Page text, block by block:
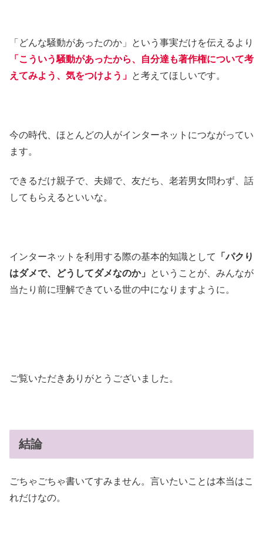
「どんな騒動があったのか」という事実だけを伝えるより
「こういう騒動があったから、自分達も著作権について考
えてみよう、気をつけよう」 と考えてほしいです。
今の時代、ほとんどの人がインターネットにつながってい
ます。
できるだけ親子で、夫婦で、友だち、老若男女問わず、話
してもらえるといいな。
インターネットを利用する際の基本的知識として
「パクり
はダメで、どうしてダメなのか」
ということが、みんなが
当たり前に理解できている世の中になりますように。
ご覧いただきありがとうございました。
結論
ごちゃごちゃ書いてすみません。言いたいことは本当はこ
れだけなの。